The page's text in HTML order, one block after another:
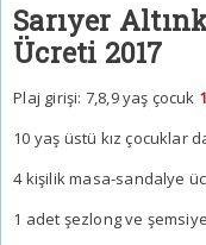
Sarıyer
Ücreti 2017
Plaj girişi: 7,8,9 yaş çocuk
10 yaş üstü kız çocuklar
4 kişilik masa-sandalye
1 adet şezlong ve